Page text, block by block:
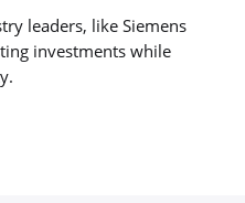
leaders, like Siemens
investments while